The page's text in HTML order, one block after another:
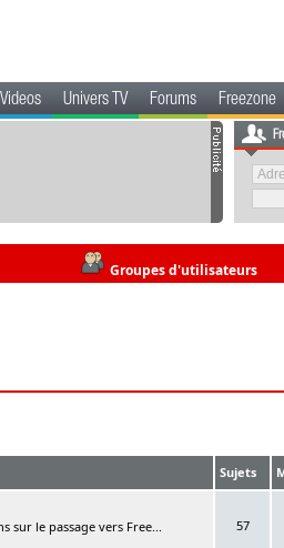
Videos Univers TV Forums Freezone
Groupes d'utilisateurs
Sujets
sur le passage vers Free... 57